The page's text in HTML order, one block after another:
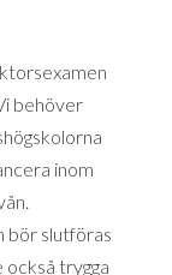
behöver
inom
bör slutföras
också trygga